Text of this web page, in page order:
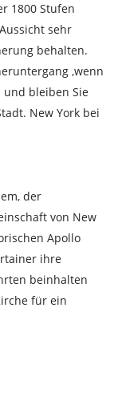
1800 Stufen
sehr
behalten.
,wenn
bleiben Sie
New York bei
der
von New
Apollo
ihre
beinhalten
für ein